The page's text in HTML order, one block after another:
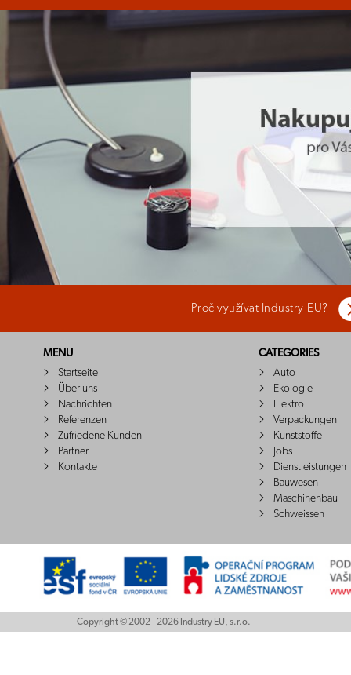
Proč využívat Industry-EU?
MENU
Startseite
Über uns
Nachrichten
Referenzen
Zufriedene Kunden
Partner
Kontakte
CATEGORIES
Auto
Ekologie
Elektro
Verpackungen
Kunststoffe
Jobs
Dienstleistungen
Bauwesen
Maschinenbau
Schweissen
Copyright © 2002 - 2026 Industry EU, s.r.o.